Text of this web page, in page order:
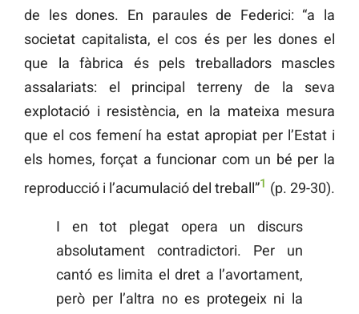
de les dones. En paraules de Federici: “a la
societat capitalista, el cos és per les dones el
que la fàbrica és pels treballadors mascles
assalariats: el principal terreny de la seva
explotació i resistència, en la mateixa mesura
que el cos femení ha estat apropiat per l’Estat i
els homes, forçat a funcionar com un bé per la
reproducció i l’acumulació del treball”1 (p. 29-30).
I en tot plegat opera un discurs
absolutament contradictori. Per un
cantó es limita el dret a l’avortament,
però per l’altra no es protegeix ni la